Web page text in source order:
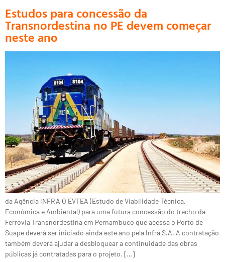
Estudos para concessão da
Transnordestina no PE devem começar
neste ano
da Agência iNFRA O EVTEA (Estudo de Viabilidade Técnica,
Econômica e Ambiental) para uma futura concessão do trecho da
Ferrovia Transnordestina em Pernambuco que acessa o Porto de
Suape deverá ser iniciado ainda este ano pela Infra S.A. A contratação
também deverá ajudar a desbloquear a continuidade das obras
públicas já contratadas para o projeto. […]